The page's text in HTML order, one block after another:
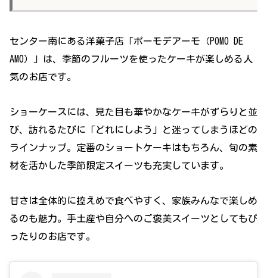
センター南にある洋菓子店「ポーモデアーモ（POMO DE
AMO）」は、季節のフルーツを使ったケーキが楽しめる人
気のお店です。
ショーケースには、見た目も華やかなケーキがずらりと並
び、訪れるたびに「どれにしよう」と迷ってしまうほどの
ラインナップ。定番のショートケーキはもちろん、旬の素
材を活かした季節限定スイーツも充実しています。
甘さは全体的に控えめで食べやすく、家族みんなで楽しめ
るのも魅力。手土産や自分へのご褒美スイーツとしてもぴ
ったりのお店です。